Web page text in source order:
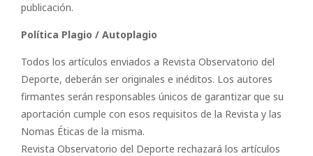
publicación.
Política Plagio / Autoplagio
Todos los artículos enviados a Revista Observatorio del
Deporte, deberán ser originales e inéditos. Los autores
firmantes serán responsables únicos de garantizar que su
aportación cumple con esos requisitos de la Revista y las
Nomas Éticas de la misma.
Revista Observatorio del Deporte rechazará los artículos